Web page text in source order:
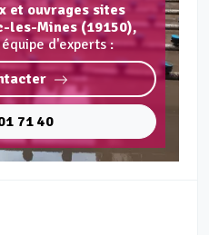
et ouvrages sites
les-Mines (19150),
d'experts :
71 40